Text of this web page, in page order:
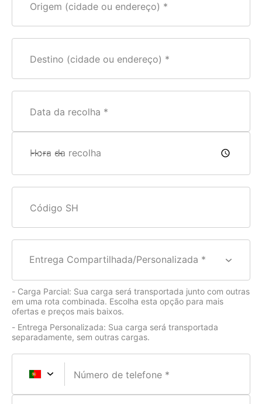
Origem (cidade ou endereço)
Destino (cidade ou endereço)
Data da recolha
Hora da recolha
Código SH
Entrega Compartilhada/Personalizada *
- Carga Parcial: Sua carga será transportada junto com outras
em uma rota combinada. Escolha esta opção para mais
ofertas e preços mais baixos.
- Entrega Personalizada: Sua carga será transportada
separadamente, sem outras cargas.
Número de telefone